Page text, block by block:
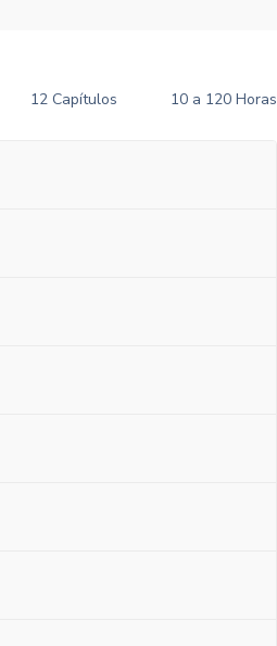
12 Capítulos 10 a 120 Horas